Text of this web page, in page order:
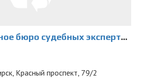
экспертиз, оценки и медиации на Красном
Красный проспект, 79/2